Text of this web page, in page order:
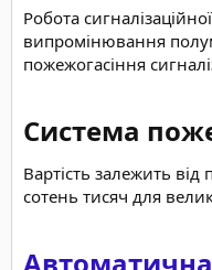
Робота
випромінювання
пожежогасіння
Система
Вартість залежить
сотень тисяч для
Автоматична